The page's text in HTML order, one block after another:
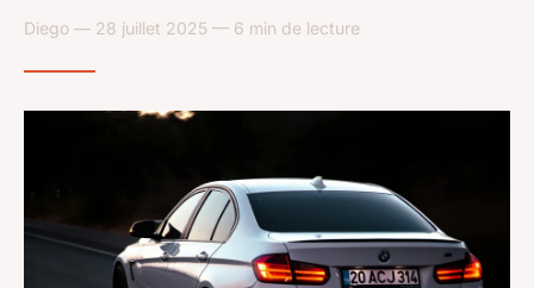
Diego — 28 juillet 2025 — 6 min de lecture